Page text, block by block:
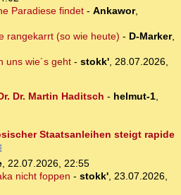
Paradiese findet- Ankawor,
rangekarrt (so wie heute) - D-Marker,
uns wie´s geht- stokk', 28.07.2026,
Dr. Martin Haditsch - helmut-1,
Staatsanleihen steigt rapide
, 22.07.2026, 22:55
nicht foppen - stokk', 23.07.2026,